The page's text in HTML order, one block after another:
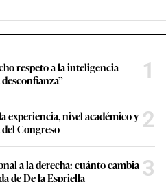
respeto a la inteligencia
1
experiencia, nivel académico y
Congreso
2
a la derecha: cuánto cambia
de De la Espriella
3